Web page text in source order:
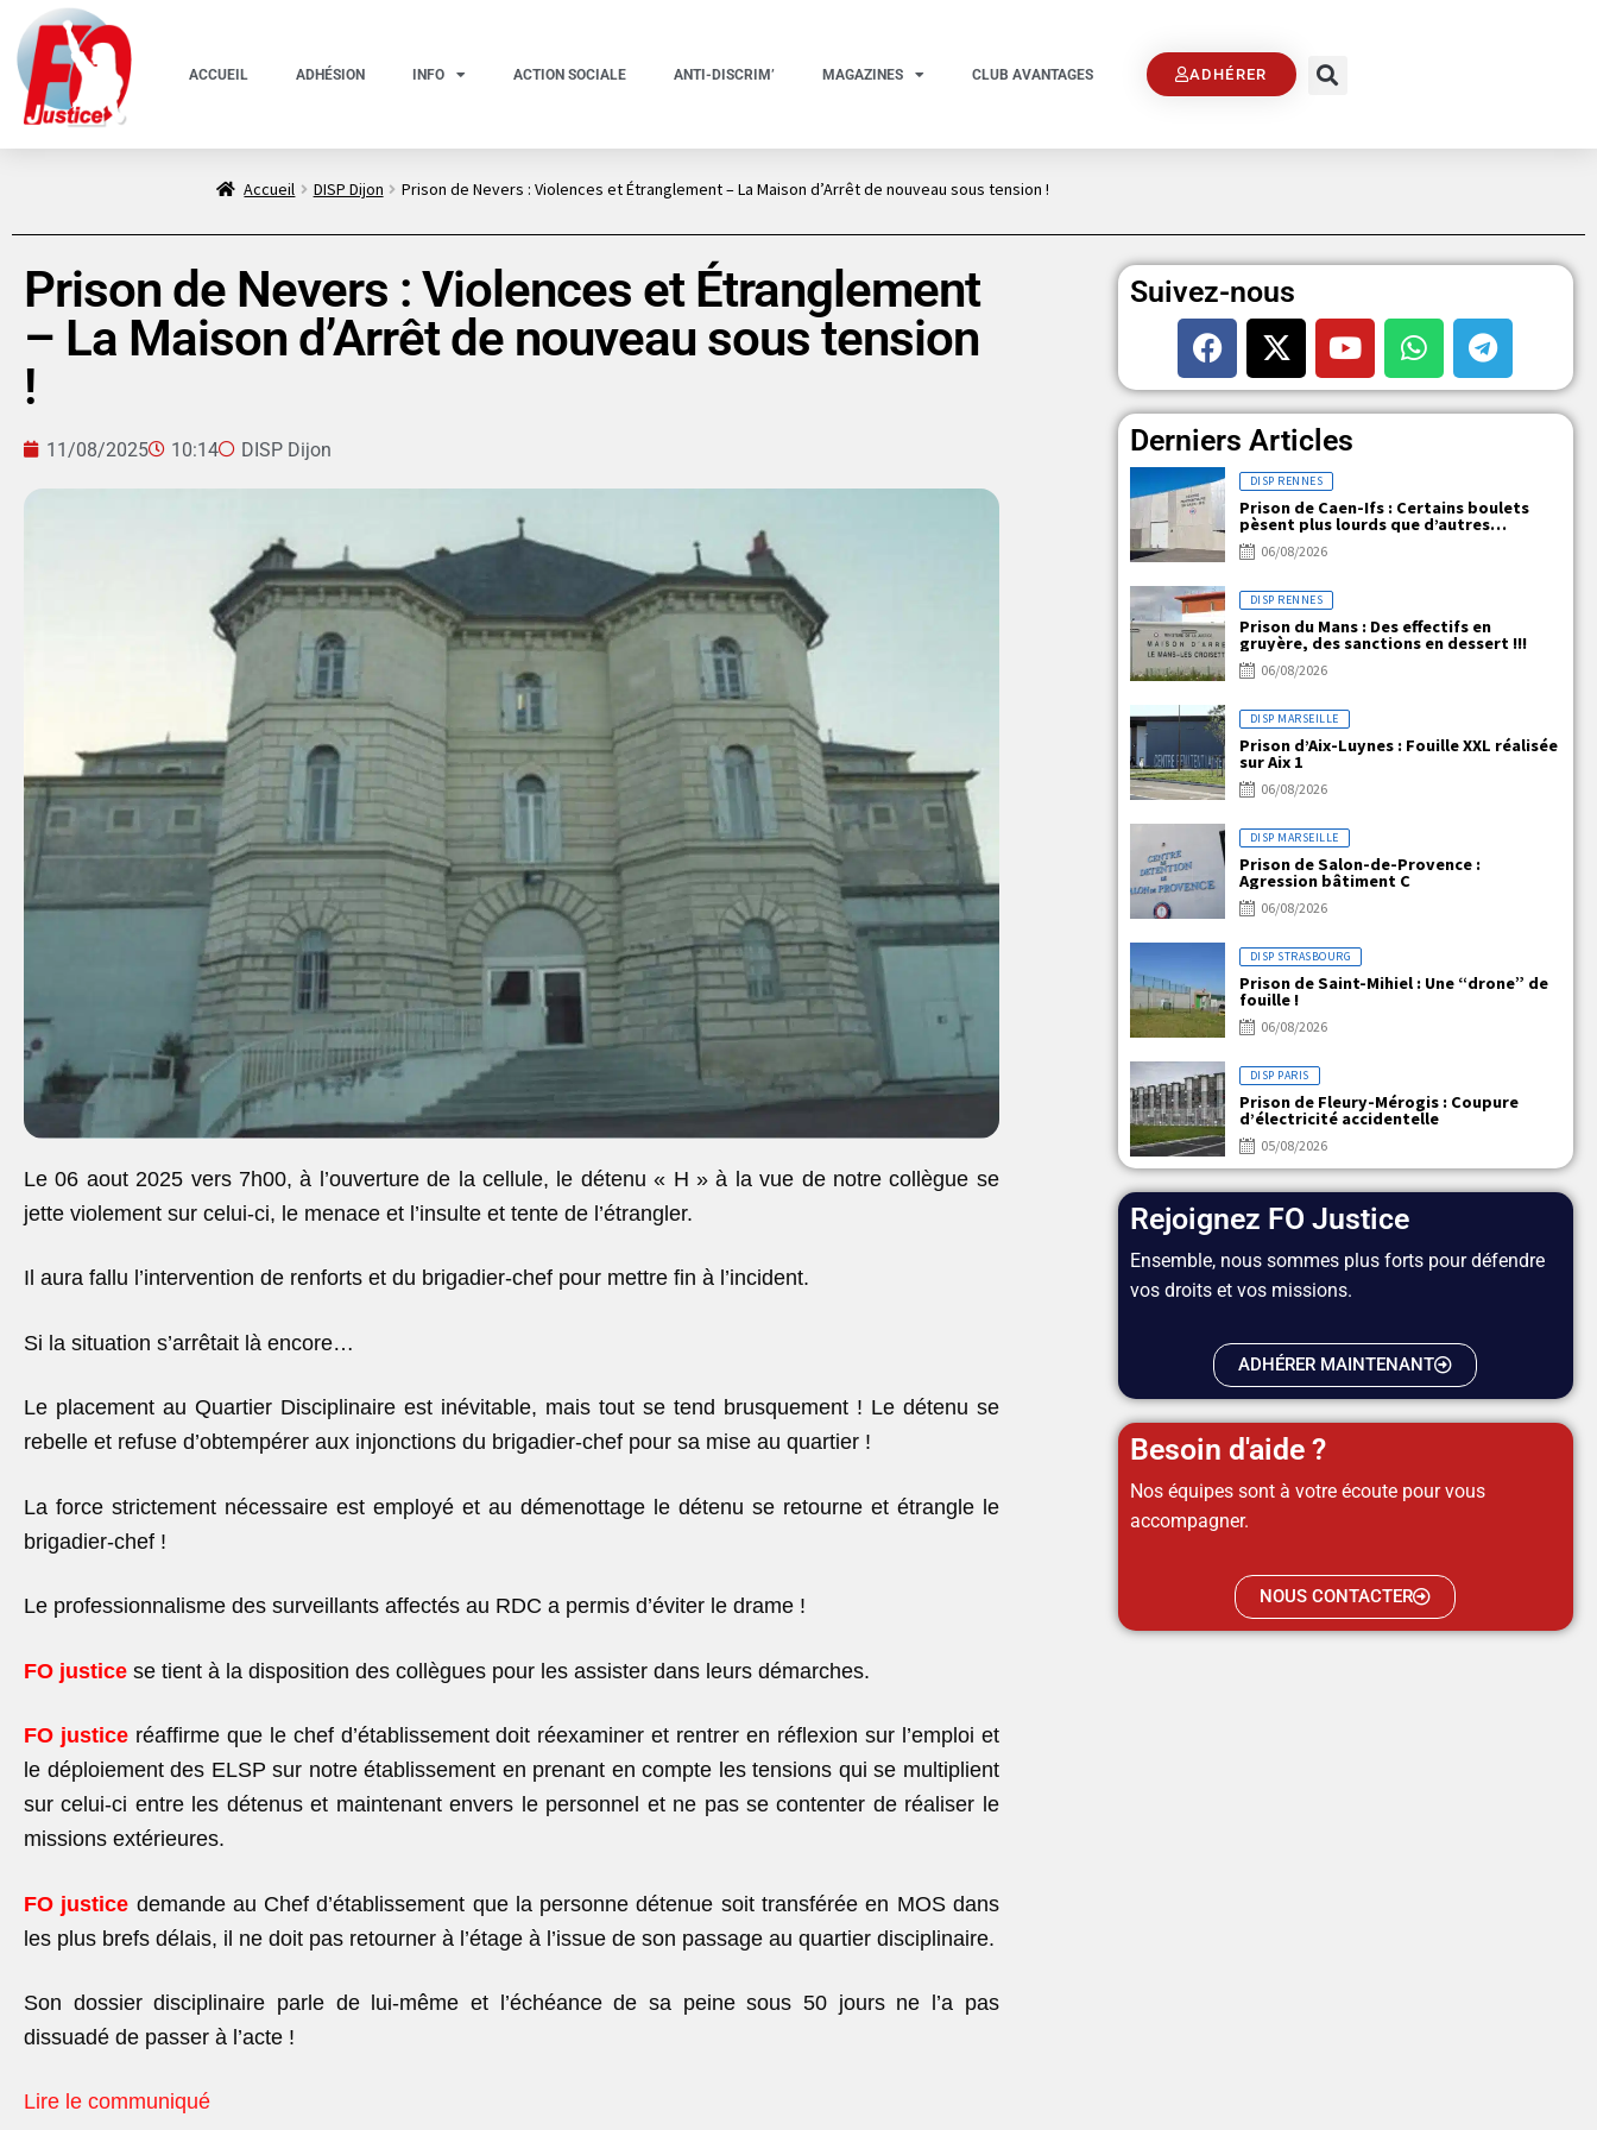
ACCUEIL ADHÉSION INFO ACTION SOCIALE ANTI-DISCRIM’ MAGAZINES CLUB AVANTAGES ADHÉRER
Accueil DISP Dijon Prison de Nevers : Violences et Étranglement – La Maison d’Arrêt de nouveau sous tension !
Prison de Nevers : Violences et Étranglement
– La Maison d’Arrêt de nouveau sous tension
!
11/08/2025 10:14 DISP Dijon
Le 06 aout 2025 vers 7h00, à l’ouverture de la cellule, le détenu « H » à la vue de notre collègue se
jette violement sur celui-ci, le menace et l’insulte et tente de l’étrangler.
Il aura fallu l’intervention de renforts et du brigadier-chef pour mettre fin à l’incident.
Si la situation s’arrêtait là encore…
Le placement au Quartier Disciplinaire est inévitable, mais tout se tend brusquement ! Le détenu se
rebelle et refuse d’obtempérer aux injonctions du brigadier-chef pour sa mise au quartier !
La force strictement nécessaire est employé et au démenottage le détenu se retourne et étrangle le
brigadier-chef !
Le professionnalisme des surveillants affectés au RDC a permis d’éviter le drame !
FO justice se tient à la disposition des collègues pour les assister dans leurs démarches.
FO justice réaffirme que le chef d’établissement doit réexaminer et rentrer en réflexion sur l’emploi et
le déploiement des ELSP sur notre établissement en prenant en compte les tensions qui se multiplient
sur celui-ci entre les détenus et maintenant envers le personnel et ne pas se contenter de réaliser le
missions extérieures.
FO justice demande au Chef d’établissement que la personne détenue soit transférée en MOS dans
les plus brefs délais, il ne doit pas retourner à l’étage à l’issue de son passage au quartier disciplinaire.
Son dossier disciplinaire parle de lui-même et l’échéance de sa peine sous 50 jours ne l’a pas
dissuadé de passer à l’acte !
Lire le communiqué
Suivez-nous
Derniers Articles
DISP RENNES
Prison de Caen-Ifs : Certains boulets
pèsent plus lourds que d’autres…
06/08/2026
DISP RENNES
Prison du Mans : Des effectifs en
gruyère, des sanctions en dessert !!!
06/08/2026
DISP MARSEILLE
Prison d’Aix-Luynes : Fouille XXL réalisée
sur Aix 1
06/08/2026
DISP MARSEILLE
Prison de Salon-de-Provence :
Agression bâtiment C
06/08/2026
DISP STRASBOURG
Prison de Saint-Mihiel : Une “drone” de
fouille !
06/08/2026
DISP PARIS
Prison de Fleury-Mérogis : Coupure
d’électricité accidentelle
05/08/2026
Rejoignez FO Justice
Ensemble, nous sommes plus forts pour défendre
vos droits et vos missions.
ADHÉRER MAINTENANT
Besoin d'aide ?
Nos équipes sont à votre écoute pour vous
accompagner.
NOUS CONTACTER